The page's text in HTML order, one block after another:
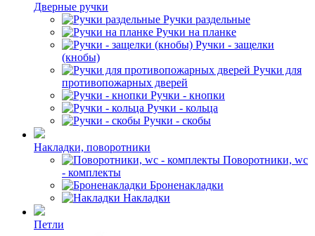
Дверные ручки
Ручки раздельные
Ручки на планке
Ручки - защелки
(кнобы)
Ручки для
противопожарных дверей
Ручки - кнопки
Ручки - кольца
Ручки - скобы
Накладки, поворотники
Поворотники, wc
- комплекты
Броненакладки
Накладки
Петли